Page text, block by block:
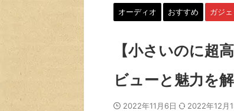
オーディオ おすすめ ガジ
【小さいのに超
ビューと魅力を
2022年11月6日 2022年12月